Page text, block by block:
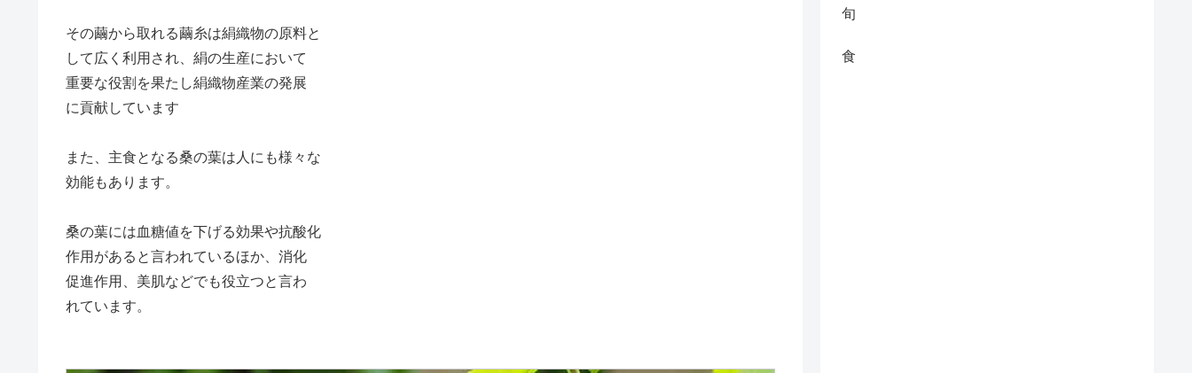
その繭から取れる繭糸は絹織物の原料と
して広く利用され、絹の生産において
重要な役割を果たし絹織物産業の発展
に貢献しています
また、主食となる桑の葉は人にも様々な
効能もあります。
桑の葉には血糖値を下げる効果や抗酸化
作用があると言われているほか、消化
促進作用、美肌などでも役立つと言わ
れています。
旬
食